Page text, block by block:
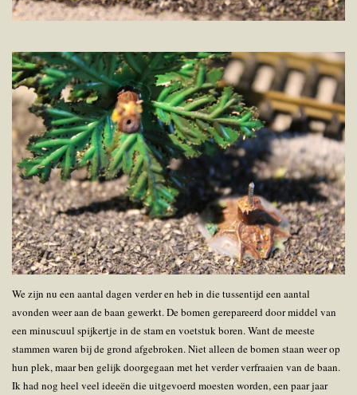
We zijn nu een aantal dagen verder en heb in die tussentijd een aantal
avonden weer aan de baan gewerkt. De bomen gerepareerd door middel van
een minuscuul spijkertje in de stam en voetstuk boren. Want de meeste
stammen waren bij de grond afgebroken. Niet alleen de bomen staan weer op
hun plek, maar ben gelijk doorgegaan met het verder verfraaien van de baan.
Ik had nog heel veel ideeën die uitgevoerd moesten worden, een paar jaar